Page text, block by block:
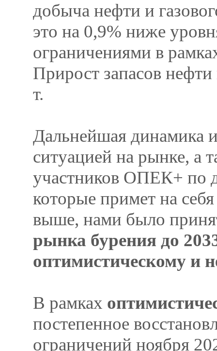
добыча нефти и
это на 0,9% ниже
ограничениями в
Прирост запасов
т.
Дальнейшая динамика
ситуацией на рынке, а
участников ОПЕК+ по
которые примет на
выше, нами было
рынка бурения до
оптимистическому и
В рамках
постепенное
ограничений ноября